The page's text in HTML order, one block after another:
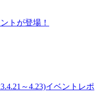
トが登場！
～4.23)イベントレポ